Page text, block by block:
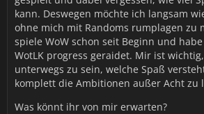
kann. Deswegen möchte ich langsam
ohne mich mit Randoms rumplagen zu
spiele WoW schon seit Beginn und
WotLK progress geraidet. Mir ist
unterwegs zu sein, welche Spaß
komplett die Ambitionen außer Acht zu
Was könnt ihr von mir erwarten?